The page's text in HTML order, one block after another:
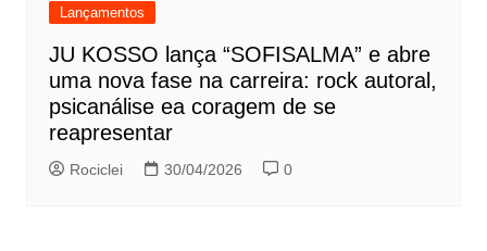
Lançamentos
JU KOSSO lança “SOFISALMA” e abre
uma nova fase na carreira: rock autoral,
psicanálise ea coragem de se
reapresentar
Rociclei 30/04/2026 0